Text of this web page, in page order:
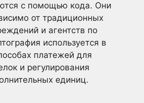
с помощью кода. Они
от традиционных
и агентств по
используется в
платежей для
и регулирования
единиц.